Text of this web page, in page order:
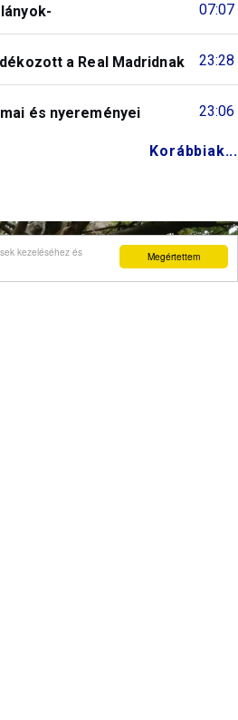
Megértettem
kezeléséhez és
07:07
23:28
a Real Madridnak
23:06
és nyereményei
Korábbiak...